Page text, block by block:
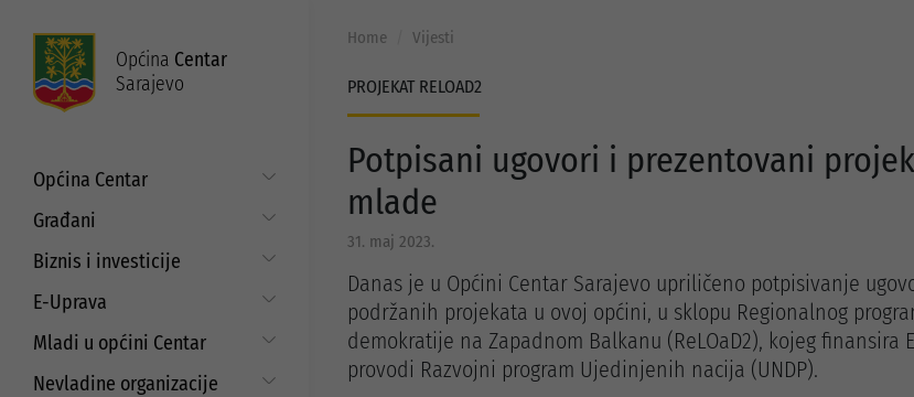
Općina Centar
Sarajevo
Općina Centar
Općinski načelnik
Zakoni i propisi
ISO standardi
Budžet
Građani
Put do prava
Mjesne zajednice
Servisne informacije
Najam i korištenje općinskih
Biznis i investicije
Digitalizacija poslovanja
unaprjeđenje poduzetništva
Refundacija troškova certificiranja
E-Uprava
Moj Centar
Mladi u općini Centar
Strategija prema mladima
Nevladine organizacije
Home Vijesti
PROJEKAT RELOAD2
Potpisani ugovori i prezentovani
mlade
31. maj 2023.
Danas je u Općini Centar Sarajevo upriličeno potpisivanje
podržanih projekata u ovoj općini, u sklopu Regionalnog
demokratije na Zapadnom Balkanu (ReLOaD2), kojeg finansira
provodi Razvojni program Ujedinjenih nacija (UNDP).